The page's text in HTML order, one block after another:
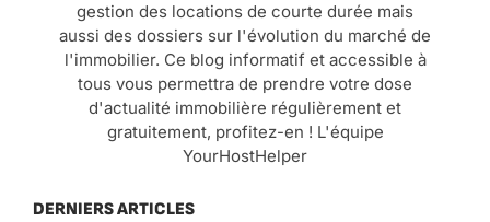
gestion des locations de courte durée mais
aussi des dossiers sur l'évolution du marché de
l'immobilier. Ce blog informatif et accessible à
tous vous permettra de prendre votre dose
d'actualité immobilière régulièrement et
gratuitement, profitez-en ! L'équipe
YourHostHelper
DERNIERS ARTICLES